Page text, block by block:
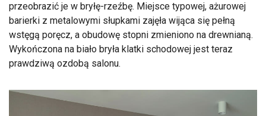
przeobrazić je w bryłę-rzeźbę. Miejsce typowej, ażurowej
barierki z metalowymi słupkami zajęła wijąca się pełną
wstęgą poręcz, a obudowę stopni zmieniono na drewnianą.
Wykończona na biało bryła klatki schodowej jest teraz
prawdziwą ozdobą salonu.